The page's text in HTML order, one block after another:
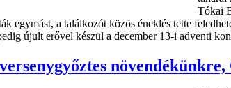
Tókai
egymást, a találkozót közös éneklés tette
újult erővel készül a december 13-i adventi